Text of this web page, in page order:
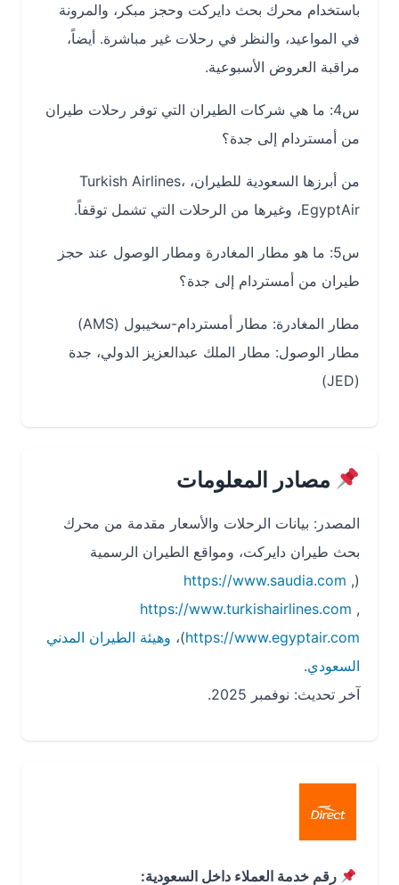
باستخدام محرك بحث دايركت وحجز مبكر، والمرونة
في المواعيد، والنظر في رحلات غير مباشرة. أيضاً،
مراقبة العروض الأسبوعية.
س4: ما هي شركات الطيران التي توفر رحلات طيران
من أمستردام إلى جدة؟
من أبرزها السعودية للطيران، Turkish Airlines،
EgyptAir، وغيرها من الرحلات التي تشمل توقفاً.
س5: ما هو مطار المغادرة ومطار الوصول عند حجز
طيران من أمستردام إلى جدة؟
مطار المغادرة: مطار أمستردام-سخيبول (AMS)
مطار الوصول: مطار الملك عبدالعزيز الدولي، جدة
مصادر المعلومات
المصدر: بيانات الرحلات والأسعار مقدمة من محرك
بحث طيران دايركت، ومواقع الطيران الرسمية
https://www.saudia.com
https://www.turkishairlines.com
https://www.egyptair.com)،وهيئة الطيران المدني
السعودي.
آخر تحديث: نوفمبر 2025.
رقم خدمة العملاء داخل السعودية: